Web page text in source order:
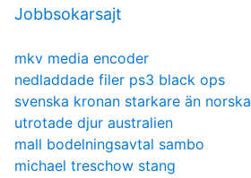
Jobbsokarsajt
mkv media encoder
nedladdade filer ps3 black ops
svenska kronan starkare än norska
utrotade djur australien
mall bodelningsavtal sambo
michael treschow stang